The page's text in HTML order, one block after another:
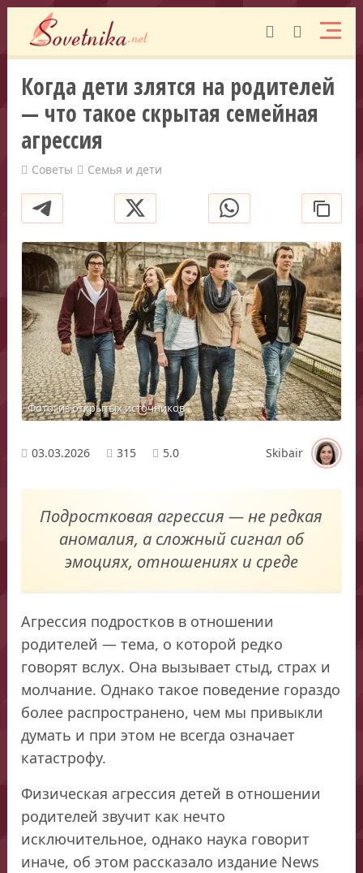
Когда дети злятся на родителей
— что такое скрытая семейная
агрессия
Советы Семья и дети
Фото: из открытых источников
03.03.2026 315 5.0 Skibair
Подростковая агрессия — не редкая
аномалия, а сложный сигнал об
эмоциях, отношениях и среде
Агрессия подростков в отношении
родителей — тема, о которой редко
говорят вслух. Она вызывает стыд, страх и
молчание. Однако такое поведение гораздо
более распространено, чем мы привыкли
думать и при этом не всегда означает
катастрофу.
Физическая агрессия детей в отношении
родителей звучит как нечто
исключительное, однако наука говорит
иначе, об этом рассказало издание News